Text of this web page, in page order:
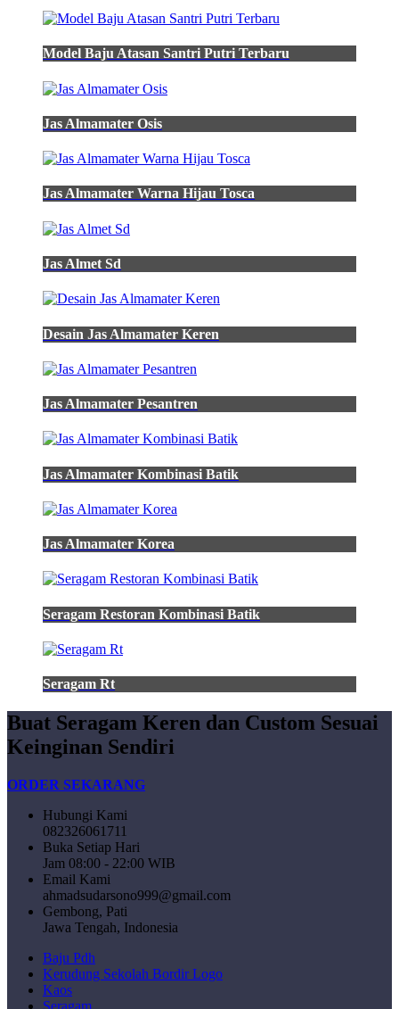
Model Baju Atasan Santri Putri Terbaru
Jas Almamater Osis
Jas Almamater Warna Hijau Tosca
Jas Almet Sd
Desain Jas Almamater Keren
Jas Almamater Pesantren
Jas Almamater Kombinasi Batik
Jas Almamater Korea
Seragam Restoran Kombinasi Batik
Seragam Rt
Buat Seragam Keren dan Custom Sesuai
Keinginan Sendiri
ORDER SEKARANG
Hubungi Kami
082326061711
Buka Setiap Hari
Jam 08:00 - 22:00 WIB
Email Kami
ahmadsudarsono999@gmail.com
Gembong, Pati
Jawa Tengah, Indonesia
Baju Pdh
Kerudung Sekolah Bordir Logo
Kaos